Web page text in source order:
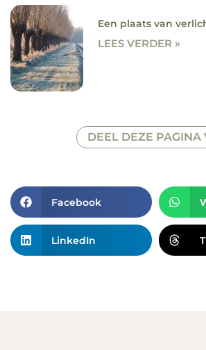
Een plaats van
LEES VERDER »
DEEL DEZE PAGINA
Facebook
LinkedIn